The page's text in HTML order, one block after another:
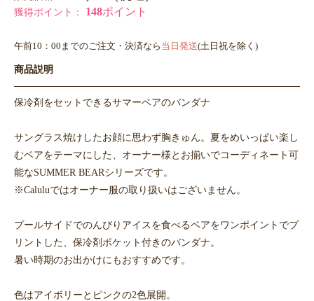
獲得ポイント： 148ポイント
午前10：00までのご注文・決済なら 当日発送(土日祝を除く)
商品説明
保冷剤をセットできるサマーベアのバンダナ
サングラス焼けしたお顔に思わず胸きゅん。夏をめいっぱい楽し
むベアをテーマにした、オーナー様とお揃いでコーディネート可
能なSUMMER BEARシリーズです。
※Caluluではオーナー服の取り扱いはございません。
プールサイドでのんびりアイスを食べるベアをワンポイントでプ
リントした、保冷剤ポケット付きのバンダナ。
暑い時期のお出かけにもおすすめです。
色はアイボリーとピンクの2色展開。